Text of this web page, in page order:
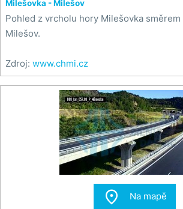
Milešovka - Milešov
Pohled z vrcholu hory Milešovka směrem
Milešov.
Zdroj: www.chmi.cz
 Na mapě